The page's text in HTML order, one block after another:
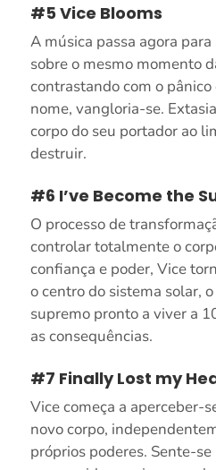
#5 Vice Blooms
A música passa agora
sobre o mesmo momento
contrastando com o
nome, vangloria-se.
corpo do seu portador ao
destruir.
#6 I’ve Become the
O processo de
controlar totalmente o
confiança e poder, Vice
o centro do sistema solar,
supremo pronto a viver a
as consequências.
#7 Finally Lost my
Vice começa a aperceber-
novo corpo,
próprios poderes. Sente-